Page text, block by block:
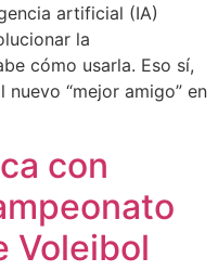
artificial (IA)
la
cómo usarla. Eso sí,
“mejor amigo” en
con
Voleibol